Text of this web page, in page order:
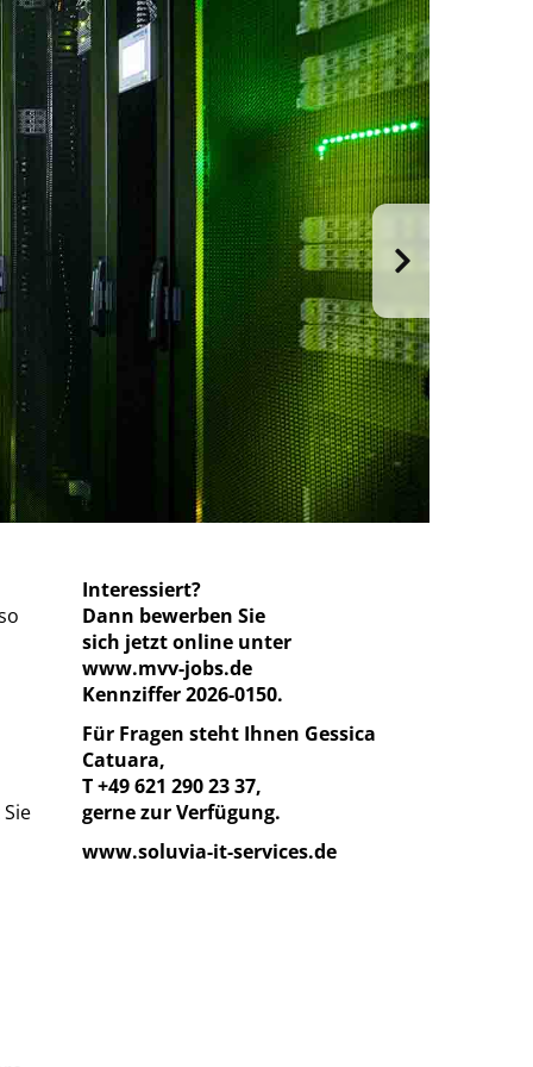
Interessiert?
Dann bewerben Sie
sich jetzt online unter
www.mvv-jobs.de
Kennziffer 2026-0150.
Für Fragen steht Ihnen Gessica
Catuara,
T+49 621 290 23 37,
gerne zur Verfügung.
www.soluvia-it-services.de